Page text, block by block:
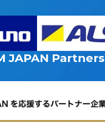
JAPAN Partners